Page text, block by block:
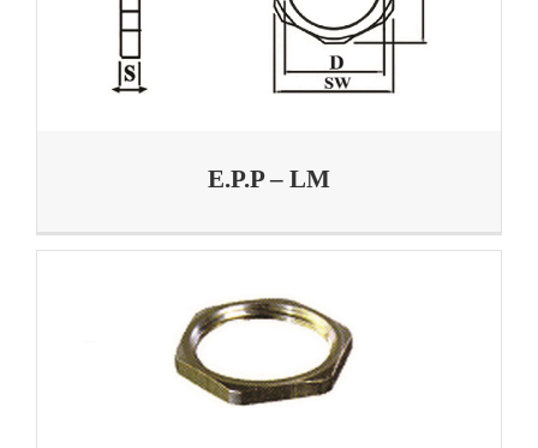
E.P.P – LM